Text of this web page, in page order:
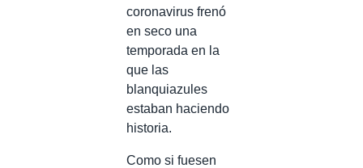
coronavirus frenó
en seco una
temporada en la
que las
blanquiazules
estaban haciendo
historia.
Como si fuesen